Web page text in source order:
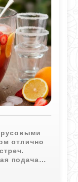
отлично
подача